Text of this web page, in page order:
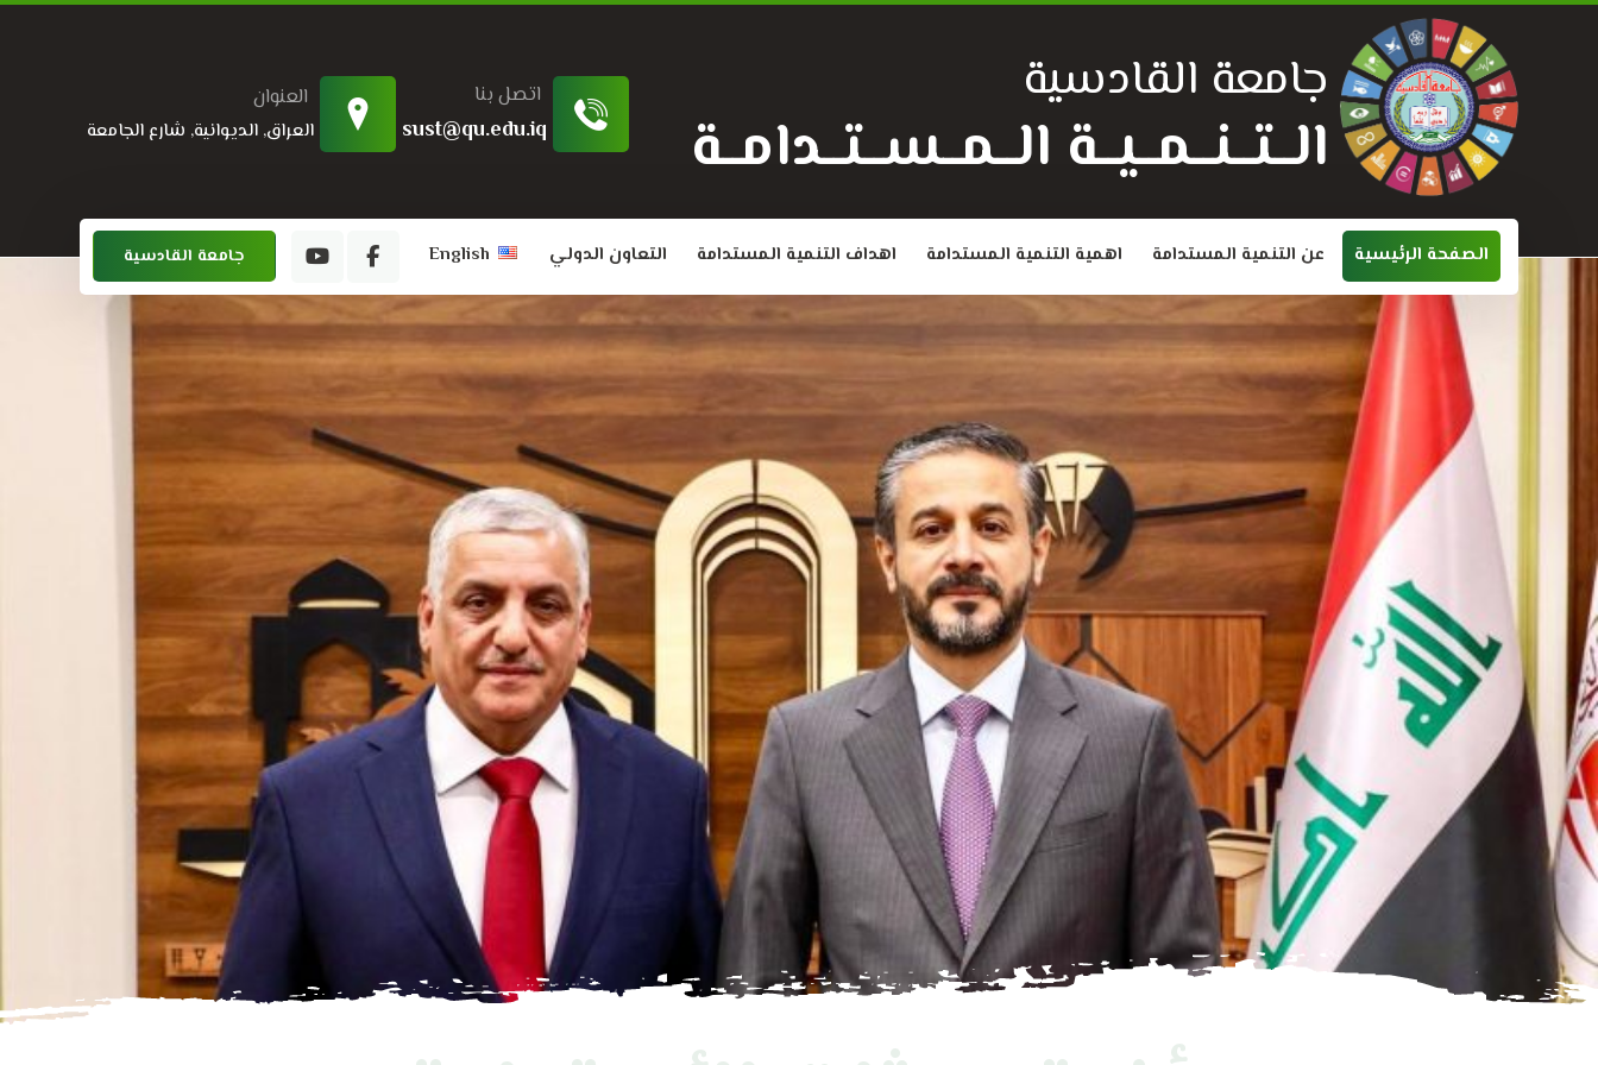
جامعة القادسية
الــتــنــمــيــة الــمــســتــدامــة
العنوان
العراق, الديوانية, شارع الجامعة
اتصل بنا
sust@qu.edu.iq
الصفحة الرئيسية عن التنمية المستدامة اهمية التنمية المستدامة اهداف التنمية المستدامة التعاون الدولي English جامعة القادسية